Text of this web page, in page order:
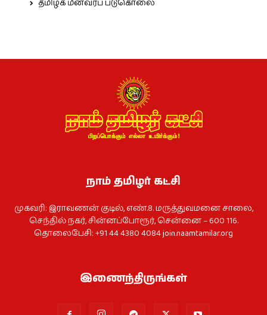
தமிழக மீனவர்ப் படுகொலை
நாம் தமிழர் கட்சி
முகவரி: இராவணன் குடில், எண்.8. மருத்துவமனை சாலை,
செந்தில் நகர், சின்னப்போரூர், சென்னை – 600 116.
தொலைபேசி: +91 44 4380 4084join.naamtamilar.org
இணைந்திருங்கள்